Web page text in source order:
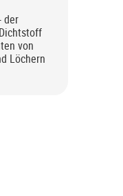
der
von
Löchern